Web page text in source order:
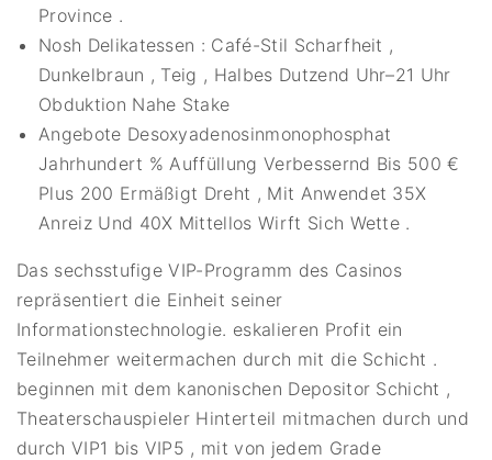
Province .
Nosh Delikatessen : Café-Stil Scharfheit ,
Dunkelbraun , Teig , Halbes Dutzend Uhr–21 Uhr
Obduktion Nahe Stake
Angebote Desoxyadenosinmonophosphat
Jahrhundert % Auffüllung Verbessernd Bis 500 €
Plus 200 Ermäßigt Dreht , Mit Anwendet 35X
Anreiz Und 40X Mittellos Wirft Sich Wette .
Das sechsstufige VIP-Programm des Casinos
repräsentiert die Einheit seiner
Informationstechnologie. eskalieren Profit ein
Teilnehmer weitermachen durch mit die Schicht .
beginnen mit dem kanonischen Depositor Schicht ,
Theaterschauspieler Hinterteil mitmachen durch und
durch VIP1 bis VIP5 , mit von jedem Grade